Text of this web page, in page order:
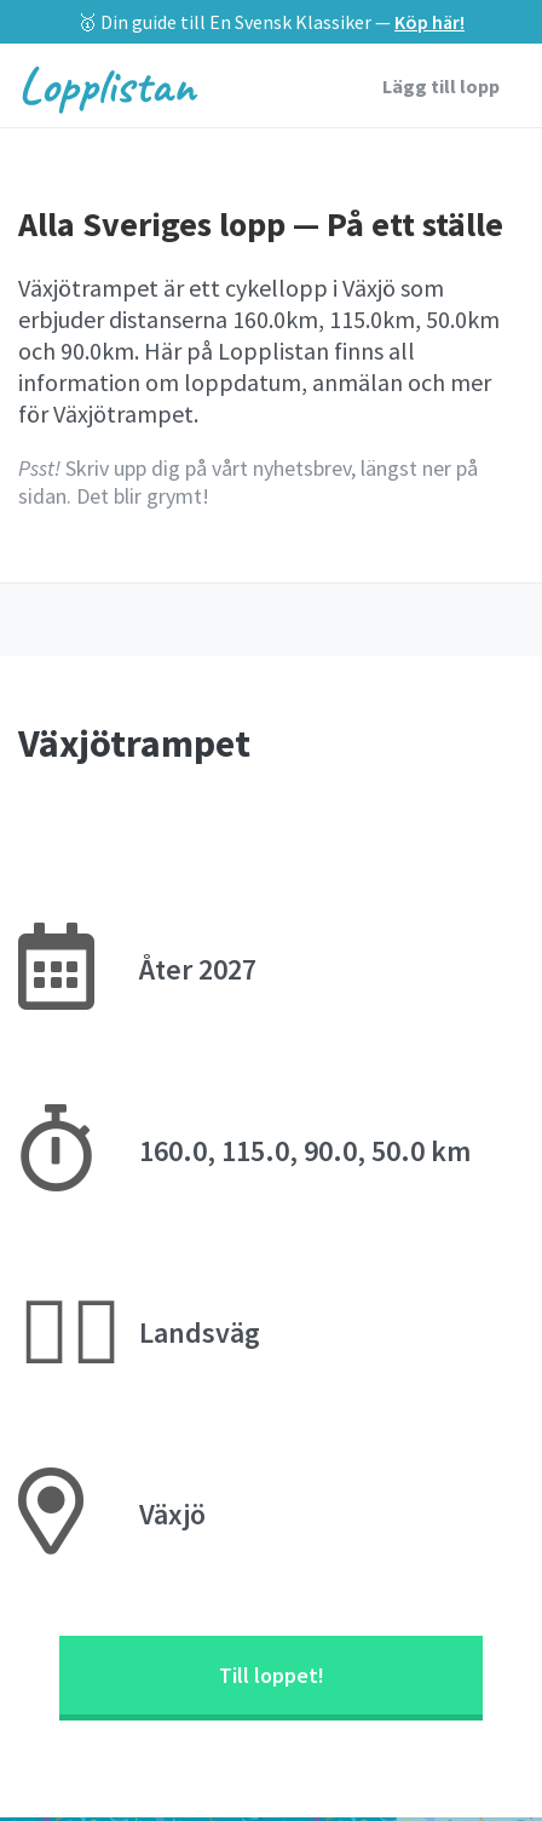
🥇 Din guide till En Svensk Klassiker — Köp här!
Lopplistan Lägg till lopp
Alla Sveriges lopp — På ett ställe
Växjötrampet är ett cykellopp i Växjö som
erbjuder distanserna 160.0km, 115.0km, 50.0km
och 90.0km. Här på Lopplistan finns all
information om loppdatum, anmälan och mer
för Växjötrampet.
Psst!Skriv upp dig på vårt nyhetsbrev, längst ner på
sidan. Det blir grymt!
Växjötrampet
Åter 2027
160.0, 115.0, 90.0, 50.0 km
🚴‍♂️ Landsväg
Växjö
Till loppet!